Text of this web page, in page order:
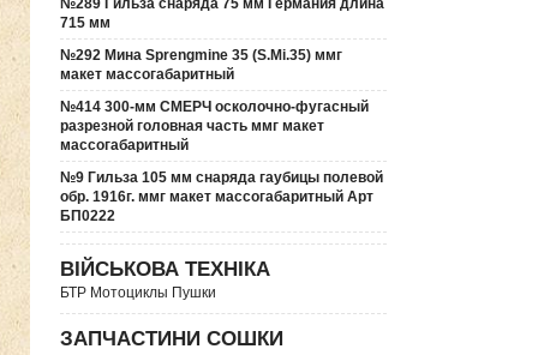
№289 Гильза снаряда 75 мм Германия длина
715 мм
№292 Мина Sprengmine 35 (S.Mi.35) ммг
макет массогабаритный
№414 300-мм СМЕРЧ осколочно-фугасный
разрезной головная часть ммг макет
массогабаритный
№9 Гильза 105 мм снаряда гаубицы полевой
обр. 1916г. ммг макет массогабаритный Арт
БП0222
ВІЙСЬКОВА ТЕХНІКА
БТР Мотоциклы Пушки
ЗАПЧАСТИНИ СОШКИ